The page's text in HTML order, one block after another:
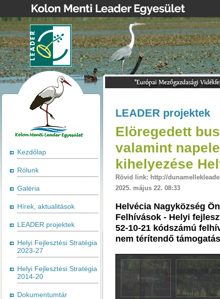
Kezdőlap
Rólunk
Galéria
Hírek, aktualitások
LEADER projektek
Helyi Fejlesztési Stratégia
2023-27
Helyi Fejlesztési Stratégia
2014-20
Dokumentumtár
LEADER projektek
Elöregedett
valamint
kihelyezése
Rövid link: http://
2025. május 22. 08:33
Helvécia Nagyközség
Felhívások - Helyi
52-10-21 kódszámú
nem térítendő